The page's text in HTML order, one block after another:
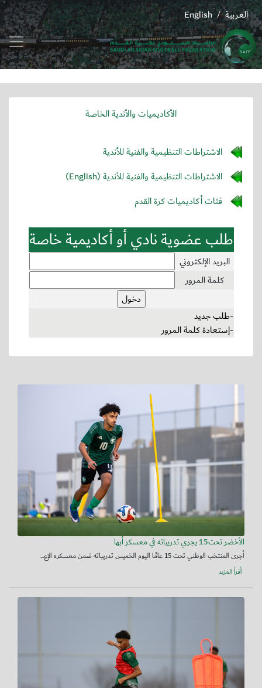
English / العربية
الأكاديميات والأندية الخاصة
الاشتراطات التنظيمية والفنية للأندية
الاشتراطات التنظيمية والفنية للأندية (English)
فئات أكاديميات كرة القدم
طلب عضوية نادي أو أكاديمية خاصة
البريد الإلكتروني
كلمة المرور
-طلب جديد
-إستعادة كلمة المرور
الأخضر تحت15 يجري تدريباته في معسكر أبها
أجرى المنتخب الوطني تحت 15 عامًا اليوم الخميس تدريباته ضمن معسكره الإع...
أقرأ المزيد